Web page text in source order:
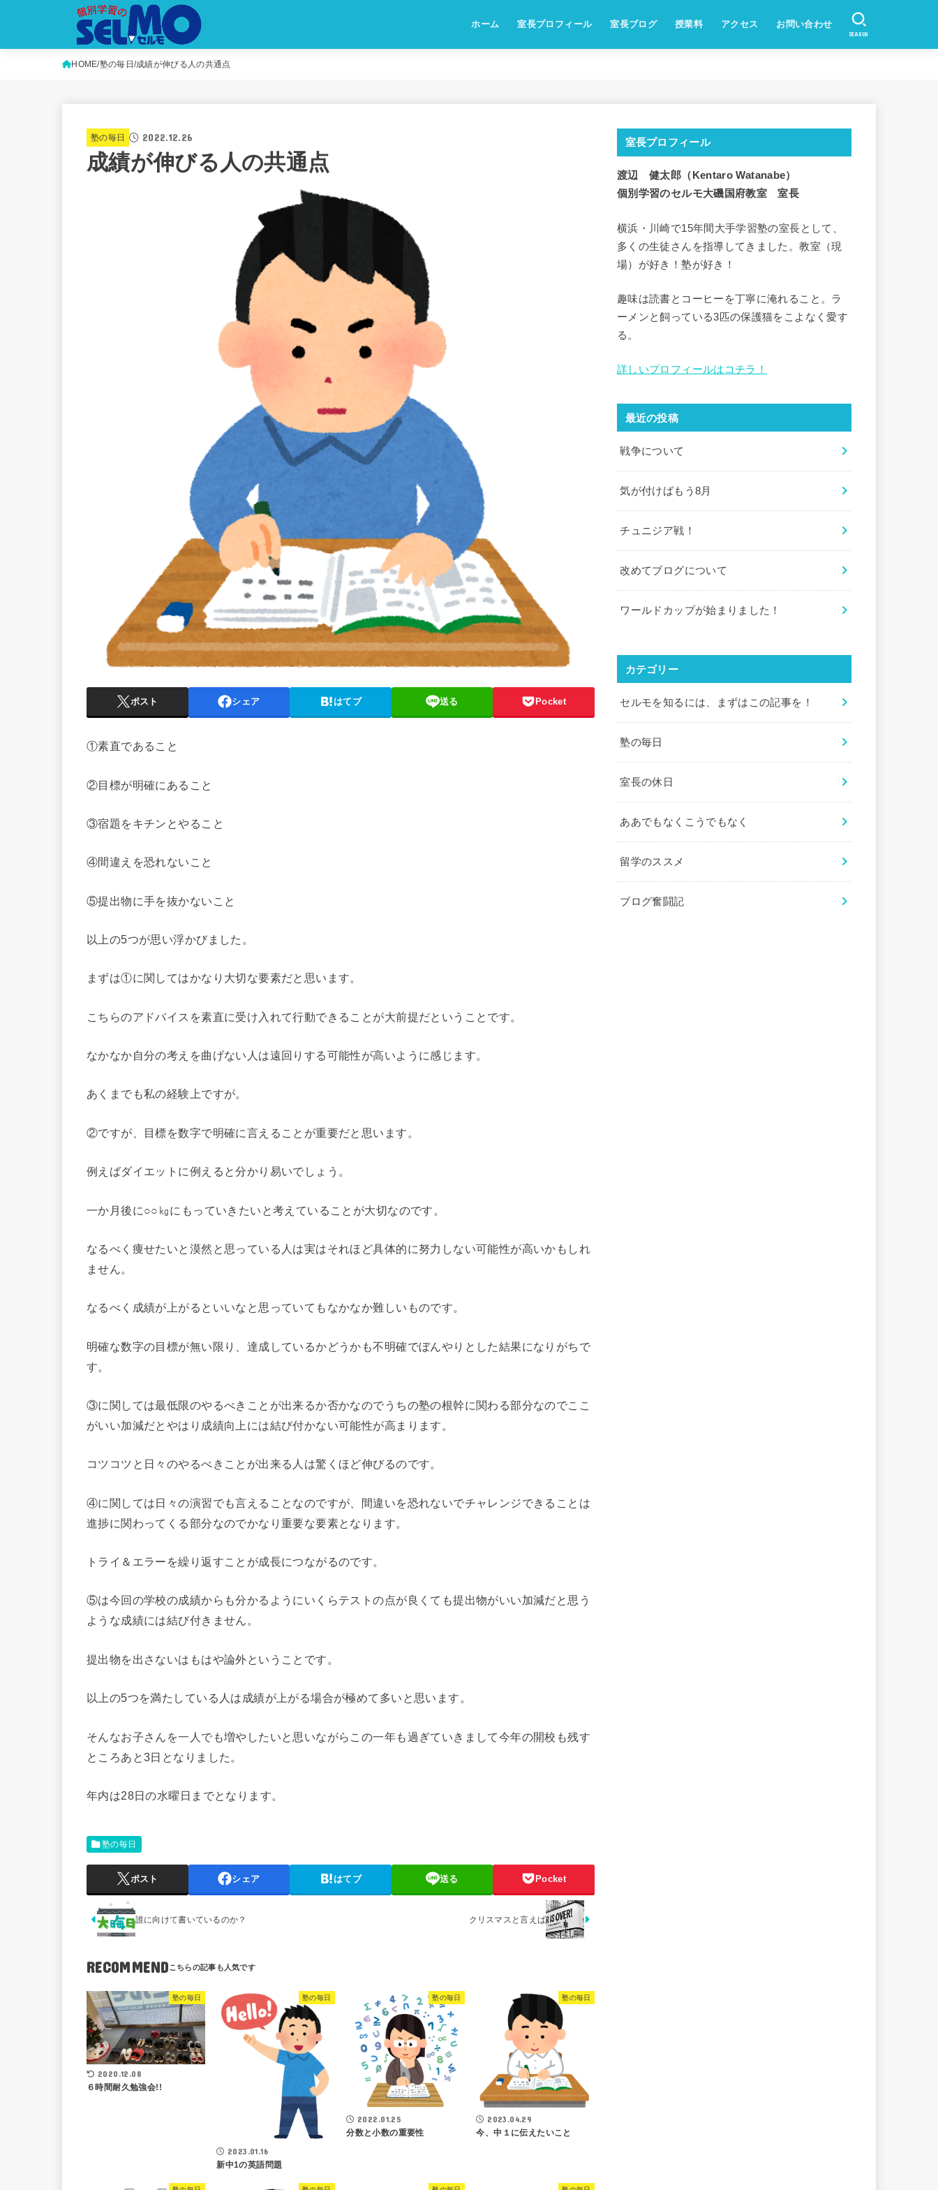
ホーム 室長プロフィール 室長ブログ 授業料 アクセス お問い合わせ
SEARCH
HOME 塾の毎日 成績が伸びる人の共通点
塾の毎日 2022.12.26
成績が伸びる人の共通点
ポスト シェア はてブ 送る Pocket
①素直であること
②目標が明確にあること
③宿題をキチンとやること
④間違えを恐れないこと
⑤提出物に手を抜かないこと
以上の5つが思い浮かびました。
まずは①に関してはかなり大切な要素だと思います。
こちらのアドバイスを素直に受け入れて行動できることが大前提だということです。
なかなか自分の考えを曲げない人は遠回りする可能性が高いように感じます。
あくまでも私の経験上ですが。
②ですが、目標を数字で明確に言えることが重要だと思います。
例えばダイエットに例えると分かり易いでしょう。
一か月後に○○㎏にもっていきたいと考えていることが大切なのです。
なるべく痩せたいと漠然と思っている人は実はそれほど具体的に努力しない可能性が高いかもしれ
ません。
なるべく成績が上がるといいなと思っていてもなかなか難しいものです。
明確な数字の目標が無い限り、達成しているかどうかも不明確でぼんやりとした結果になりがちで
す。
③に関しては最低限のやるべきことが出来るか否かなのでうちの塾の根幹に関わる部分なのでここ
がいい加減だとやはり成績向上には結び付かない可能性が高まります。
コツコツと日々のやるべきことが出来る人は驚くほど伸びるのです。
④に関しては日々の演習でも言えることなのですが、間違いを恐れないでチャレンジできることは
進捗に関わってくる部分なのでかなり重要な要素となります。
トライ＆エラーを繰り返すことが成長につながるのです。
⑤は今回の学校の成績からも分かるようにいくらテストの点が良くても提出物がいい加減だと思う
ような成績には結び付きません。
提出物を出さないはもはや論外ということです。
以上の5つを満たしている人は成績が上がる場合が極めて多いと思います。
そんなお子さんを一人でも増やしたいと思いながらこの一年も過ぎていきまして今年の開校も残す
ところあと3日となりました。
年内は28日の水曜日までとなります。
塾の毎日
ポスト シェア はてブ 送る Pocket
誰に向けて書いているのか？ クリスマスと言えば
RECOMMEND
塾の毎日
2020.12.08
６時間耐久勉強会!!
塾の毎日
2023.01.16
新中1の英語問題
塾の毎日
2022.01.25
分数と小数の重要性
塾の毎日
2023.04.29
今、中１に伝えたいこと
室長プロフィール
渡辺 健太郎（Kentaro Watanabe）
個別学習のセルモ大磯国府教室 室長
横浜・川崎で15年間大手学習塾の室長として、
多くの生徒さんを指導してきました。教室（現
場）が好き！塾が好き！
趣味は読書とコーヒーを丁寧に淹れること。ラ
ーメンと飼っている3匹の保護猫をこよなく愛す
る。
詳しいプロフィールはコチラ！
最近の投稿
戦争について
気が付けばもう8月
チュニジア戦！
改めてブログについて
ワールドカップが始まりました！
カテゴリー
セルモを知るには、まずはこの記事を！
塾の毎日
室長の休日
ああでもなくこうでもなく
留学のススメ
ブログ奮闘記